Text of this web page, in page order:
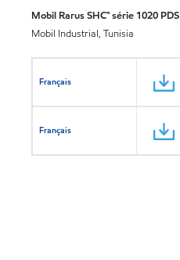
Mobil Rarus SHC™ série 1020 PDS
Mobil Industrial, Tunisia
Français
Français